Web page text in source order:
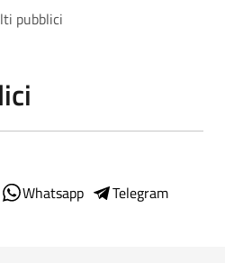
pubblici
Whatsapp
Telegram